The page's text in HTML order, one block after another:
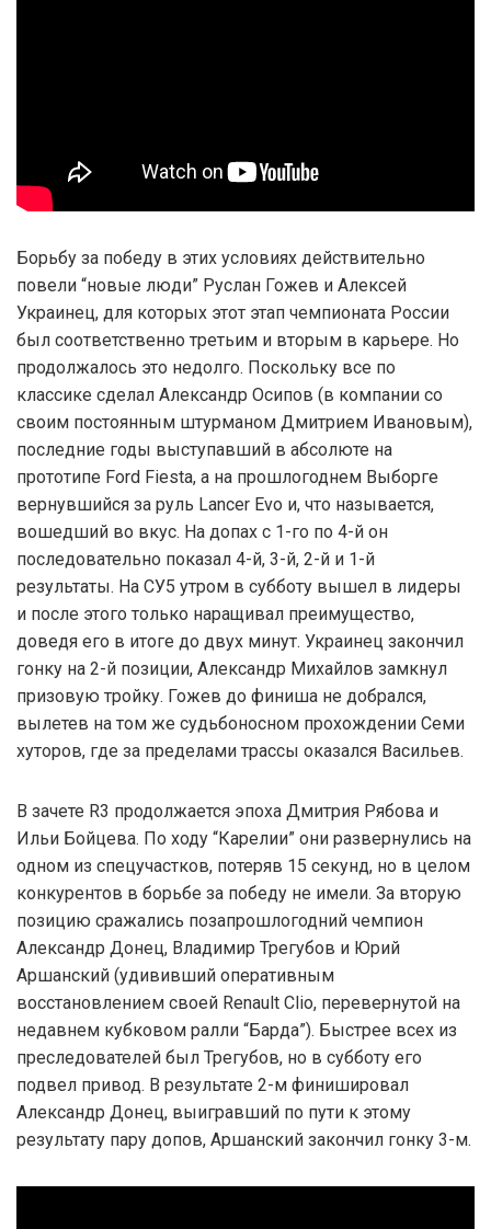
Борьбу за победу в этих условиях действительно
повели “новые люди” Руслан Гожев и Алексей
Украинец, для которых этот этап чемпионата России
был соответственно третьим и вторым в карьере. Но
продолжалось это недолго. Поскольку все по
классике сделал Александр Осипов (в компании со
своим постоянным штурманом Дмитрием Ивановым),
последние годы выступавший в абсолюте на
прототипе Ford Fiesta, а на прошлогоднем Выборге
вернувшийся за руль Lancer Evo и, что называется,
вошедший во вкус. На допах с 1-го по 4-й он
последовательно показал 4-й, 3-й, 2-й и 1-й
результаты. На СУ5 утром в субботу вышел в лидеры
и после этого только наращивал преимущество,
доведя его в итоге до двух минут. Украинец закончил
гонку на 2-й позиции, Александр Михайлов замкнул
призовую тройку. Гожев до финиша не добрался,
вылетев на том же судьбоносном прохождении Семи
хуторов, где за пределами трассы оказался Васильев.
В зачете R3 продолжается эпоха Дмитрия Рябова и
Ильи Бойцева. По ходу “Карелии” они развернулись на
одном из спецучастков, потеряв 15 секунд, но в целом
конкурентов в борьбе за победу не имели. За вторую
позицию сражались позапрошлогодний чемпион
Александр Донец, Владимир Трегубов и Юрий
Аршанский (удививший оперативным
восстановлением своей Renault Clio, перевернутой на
недавнем кубковом ралли “Барда”). Быстрее всех из
преследователей был Трегубов, но в субботу его
подвел привод. В результате 2-м финишировал
Александр Донец, выигравший по пути к этому
результату пару допов, Аршанский закончил гонку 3-м.